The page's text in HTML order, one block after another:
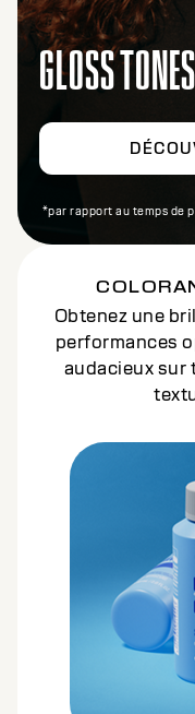
GLOSS TONES
*par rapport au temps de
Obtenez une
performances
audacieux sur